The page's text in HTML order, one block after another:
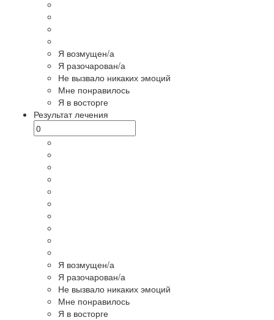
Я возмущен/а
Я разочарован/а
Не вызвало никаких эмоций
Мне понравилось
Я в восторге
Результат лечения
Я возмущен/а
Я разочарован/а
Не вызвало никаких эмоций
Мне понравилось
Я в восторге